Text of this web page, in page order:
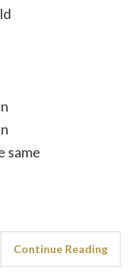
same
Continue Reading